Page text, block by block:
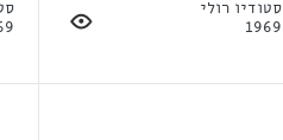
סטודיו רולי
1969